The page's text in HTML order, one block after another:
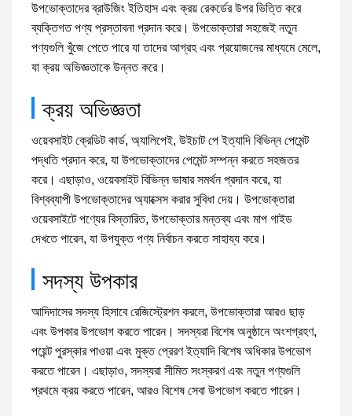
উপভোক্তাদের ব্রাউজিং ইতিহাস এবং ক্রয় রেকর্ডের উপর ভিত্তি করে
ব্যক্তিগত পণ্য প্রস্তাবনা প্রদান করে। উপভোক্তারা সহজেই নতুন
পণ্যগুলি খুঁজে পেতে পারে যা তাদের আগ্রহ এবং প্রয়োজনের মাধ্যমে মেলে,
যা ক্রয় অভিজ্ঞতাকে উন্নত করে।
ক্রয় অভিজ্ঞতা
ওয়েবসাইট ক্রেডিট কার্ড, অ্যালিপেই, উইচাট পে ইত্যাদি বিভিন্ন পেমেন্ট
পদ্ধতি প্রদান করে, যা উপভোক্তাদের পেমেন্ট সম্পন্ন করতে সহজতর
করে। এছাড়াও, ওয়েবসাইট বিভিন্ন ভাষার সমর্থন প্রদান করে, যা
বিশ্বব্যাপী উপভোক্তাদের অ্যাক্সেস করার সুবিধা দেয়। উপভোক্তারা
ওয়েবসাইটে পণ্যের বিস্তারিত, উপভোক্তার মন্তব্য এবং মাপ গাইড
দেখতে পারেন, যা উপযুক্ত পণ্য নির্বাচন করতে সাহায্য করে।
সদস্য উপকার
আদিদাসের সদস্য হিসাবে রেজিস্ট্রেশন করলে, উপভোক্তারা আরও ছাড়
এবং উপকার উপভোগ করতে পারেন। সদস্যরা বিশেষ অনুষ্ঠানে অংশগ্রহণ,
পয়েন্ট পুরস্কার পাওয়া এবং মুক্ত প্রেরণ ইত্যাদি বিশেষ অধিকার উপভোগ
করতে পারেন। এছাড়াও, সদস্যরা সীমিত সংস্করণ এবং নতুন পণ্যগুলি
প্রথমে ক্রয় করতে পারেন, আরও বিশেষ সেবা উপভোগ করতে পারেন।